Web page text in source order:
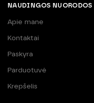
NAUDINGOS NUORODOS
Apie mane
Kontaktai
Paskyra
Parduotuvė
Krepšelis